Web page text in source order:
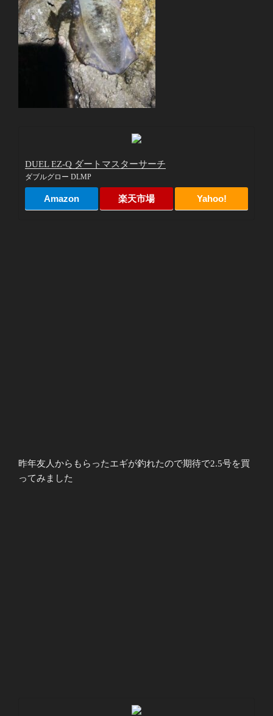
DUEL EZ-Q ダートマスターサーチ
ダブルグロー DLMP
Amazon 楽天市場 Yahoo!
昨年友人からもらったエギが釣れたので期待で2.5号を買
ってみました